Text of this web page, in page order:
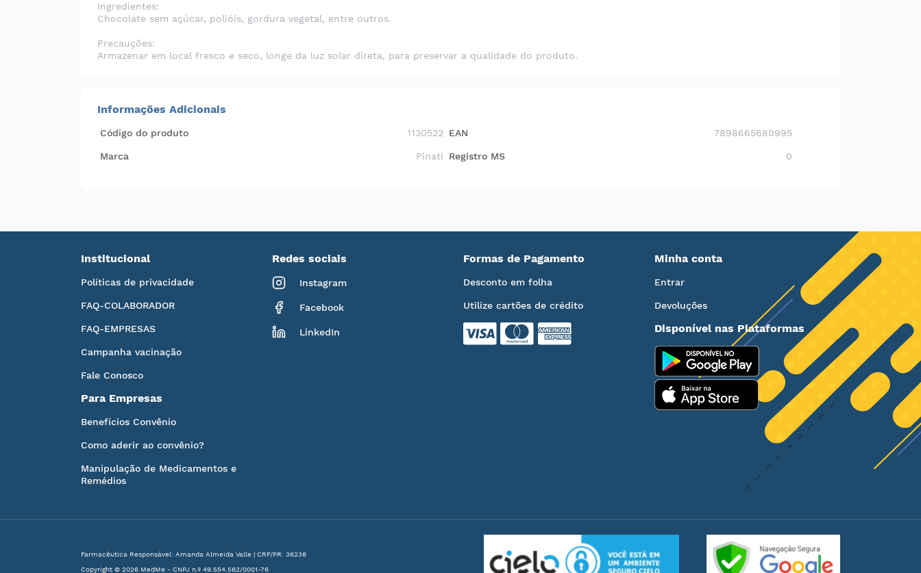
Ingredientes:
Chocolate sem açúcar, polióis, gordura vegetal, entre outros.
Precauções:
Armazenar em local fresco e seco, longe da luz solar direta, para preservar a qualidade do produto.
Informações Adicionais
Código do produto 1130522 EAN 7898665680995
Marca Pinati Registro MS 0
Institucional
Políticas de privacidade
FAQ-COLABORADOR
FAQ-EMPRESAS
Campanha vacinação
Fale Conosco
Para Empresas
Benefícios Convênio
Como aderir ao convênio?
Manipulação de Medicamentos e
Remédios
Redes sociais
Instagram
Facebook
LinkedIn
Formas de Pagamento
Desconto em folha
Utilize cartões de crédito
Minha conta
Entrar
Devoluções
Disponível nas Plataformas
Farmacêutica Responsável: Amanda Almeida Valle | CRF/PR: 36238
Copyright © 2026 MedMe - CNPJ n.º 49.554.562/0001-76